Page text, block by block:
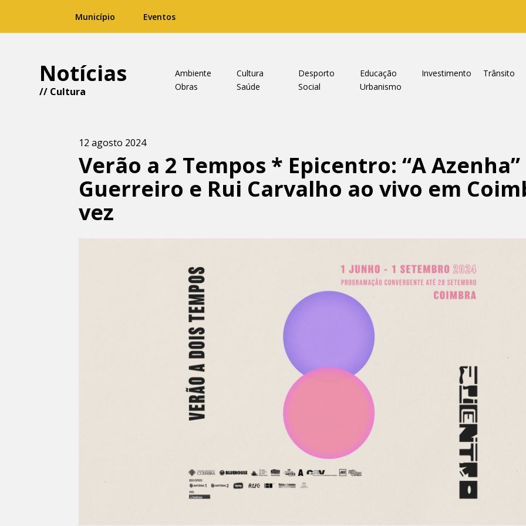
Município Eventos
Notícias
// Cultura
Ambiente Cultura Desporto Educação Investimento
Trânsito
Obras
Saúde Social Urbanismo
12 agosto 2024
Verão a 2 Tempos * Epicentro: “A
Guerreiro e Rui Carvalho ao vivo em
vez